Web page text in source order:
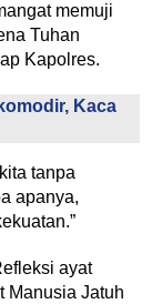
memuji
Tuhan
Kapolres.
Kaca
tanpa
apanya,
ayat
Manusia Jatuh